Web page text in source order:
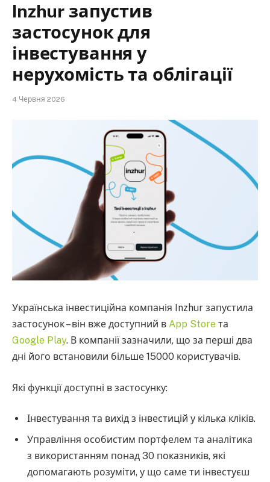
Inzhur запустив
застосунок для
інвестування у
нерухомість та облігації
4 Червня 2026
Українська інвестиційна компанія Inzhur запустила
застосунок – він вже доступний в App Store та
Google Play. В компанії зазначили, що за перші два
дні його встановили більше 15000 користувачів.
Які функції доступні в застосунку:
Інвестування та вихід з інвестицій у кілька кліків.
Управління особистим портфелем та аналітика
з використанням понад 30 показників, які
допомагають розуміти, у що саме ти інвестуєш